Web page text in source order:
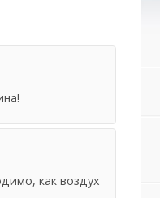
как воздух